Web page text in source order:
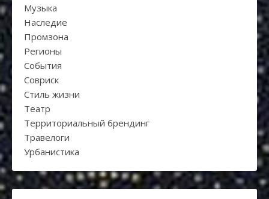
Музыка
Наследие
Промзона
Регионы
События
Совриск
Стиль жизни
Театр
Территориальный брендинг
Травелоги
Урбанистика